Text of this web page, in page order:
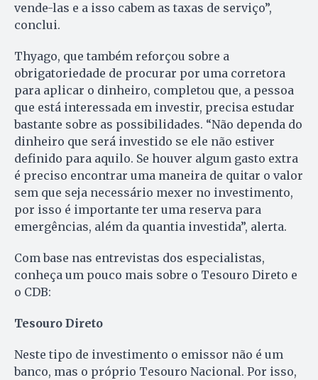
vende-las e a isso cabem as taxas de serviço”,
conclui.
Thyago, que também reforçou sobre a
obrigatoriedade de procurar por uma corretora
para aplicar o dinheiro, completou que, a pessoa
que está interessada em investir, precisa estudar
bastante sobre as possibilidades. “Não dependa do
dinheiro que será investido se ele não estiver
definido para aquilo. Se houver algum gasto extra
é preciso encontrar uma maneira de quitar o valor
sem que seja necessário mexer no investimento,
por isso é importante ter uma reserva para
emergências, além da quantia investida”, alerta.
Com base nas entrevistas dos especialistas,
conheça um pouco mais sobre o Tesouro Direto e
o CDB:
Tesouro Direto
Neste tipo de investimento o emissor não é um
banco, mas o próprio Tesouro Nacional. Por isso,